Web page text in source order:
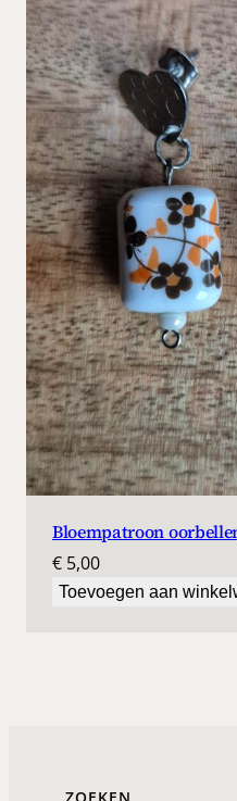
Bloempatroon
€ 5,00
Toevoegen aan
ZOEKEN